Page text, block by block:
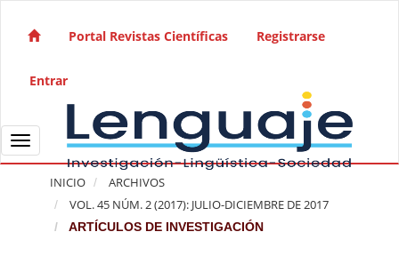
Navegación principal
Barra lateral
Portal Revistas Científicas Registrarse
Entrar
Toggle navigation
INICIO
ARCHIVOS
VOL. 45 NÚM. 2 (2017): JULIO-DICIEMBRE DE 2017
ARTÍCULOS DE INVESTIGACIÓN